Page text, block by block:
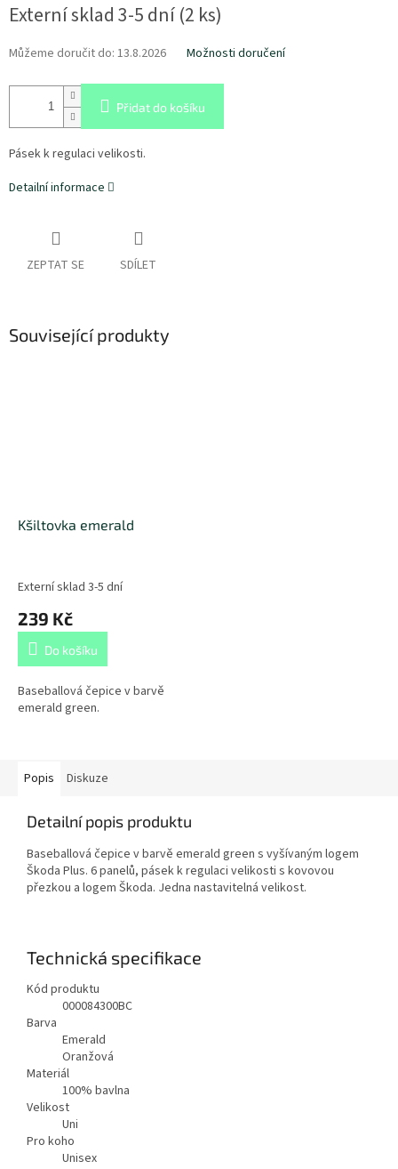
cena:
Externí sklad 3-5 dní(2 ks)
Můžeme doručit do: 13.8.2026 Možnosti doručení
Přidat do košíku
Pásek k regulaci velikosti.
Detailní informace
ZEPTAT SE SDÍLET
Související produkty
Kšiltovka emerald
Externí sklad 3-5 dní
239 Kč
Do košíku
Baseballová čepice v barvě
emerald green.
Popis Diskuze
Detailní popis produktu
Baseballová čepice v barvě emerald green s vyšívaným logem
Škoda Plus. 6 panelů, pásek k regulaci velikosti s kovovou
přezkou a logem Škoda. Jedna nastavitelná velikost.
Technická specifikace
Kód produktu
000084300BC
Barva
Emerald
Oranžová
Materiál
100% bavlna
Velikost
Uni
Pro koho
Unisex